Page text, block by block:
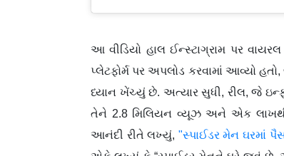
તેને 2.8 મિલિયન વ્યૂઝ અને એક લાખથી
આનંદી રીતે લખ્યું,
"સ્પાઈડર મેન ઘરમાં
એકે લખ્યું કે “સ્પાઈડર મેનને ઘરે જવું છે.
કાર પર સ્ટંટ કરવાનો વીડિયો સામે